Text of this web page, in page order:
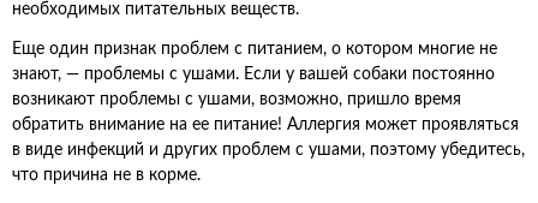
необходимых питательных веществ.
Еще один признак проблем с питанием, о котором многие не
знают, — проблемы с ушами. Если у вашей собаки постоянно
возникают проблемы с ушами, возможно, пришло время
обратить внимание на ее питание! Аллергия может проявляться
в виде инфекций и других проблем с ушами, поэтому убедитесь,
что причина не в корме.